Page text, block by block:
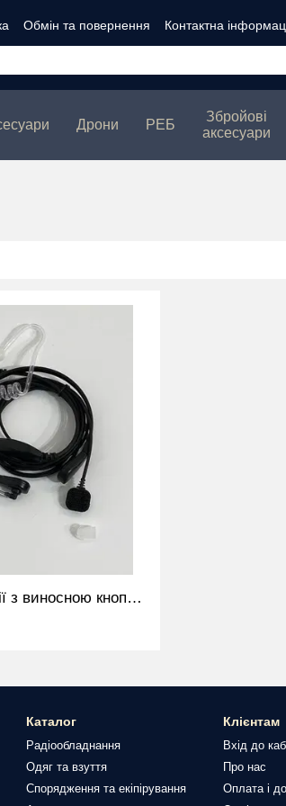
Обмін та повернення Контактна
Дрони РЕБ
Збройові
аксесуари
Гарнітура для рації з виносною кнопкою KRN Ларингофон Kenwood, BAOFENG, HYTERA
Каталог
Радіообладнання
Одяг та взуття
Спорядження та екіпірування
Клієнтам
Вхід до
Про нас
Оплата і